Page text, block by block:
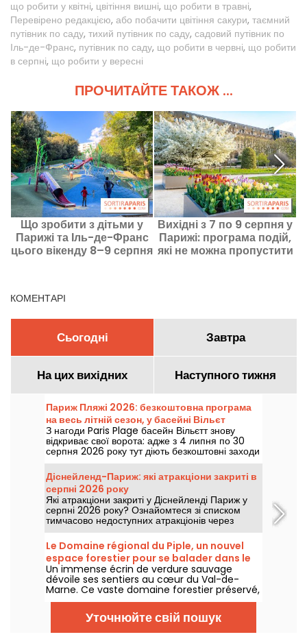
що робити у квітні, цвітіння вишні, що робити в травні,
Перевірено редакцією, або побачити цвітіння сакури, таємний
путівник по саду, тихий путівник по саду, садовий путівник по
Іль-де-Франс, путівник по саду, що робити в червні, що робити
в серпні, що робити у вересні
ПРОЧИТАЙТЕ ТАКОЖ ...
Що зробити з дітьми у
Парижі та Іль-де-Франс
цього вікенду 8–9 серпня
Вихідні з 7 по 9 серпня у
Парижі: програма подій,
які не можна пропустити
КОМЕНТАРІ
Сьогодні Завтра
На цих вихідних Наступного тижня
Париж Пляжі 2026: безкоштовна програма
на весь літній сезон, у басейні Вільєт
З нагоди Paris Plage басейн Вільєтт знову
відкриває свої ворота: адже з 4 липня по 30
серпня 2026 року тут діють безкоштовні заходи
для малих і великих, але головне — це чудове
місце для купання.
Діснейленд-Париж: які атракціони закриті в
серпні 2026 року
Які атракціони закриті у Діснейленді Париж у
серпні 2026 року? Ознайомтеся зі списком
тимчасово недоступних атракціонів через
техобслуговування або реконструкцію, аби
спланувати ваш візит до парків Діснея.
Le Domaine régional du Piple, un nouvel
espace forestier pour se balader dans le
Val-de-Marne
Un immense écrin de verdure sauvage
dévoile ses sentiers au cœur du Val-de-
Marne. Ce vaste domaine forestier préservé,
classé pour sa biodiversité exceptionnelle,
invite désormais les promeneurs et les
amoureux de grands espaces à profiter
d'une bouffée d'oxygène, bien desservi en
Уточнюйте свій пошук